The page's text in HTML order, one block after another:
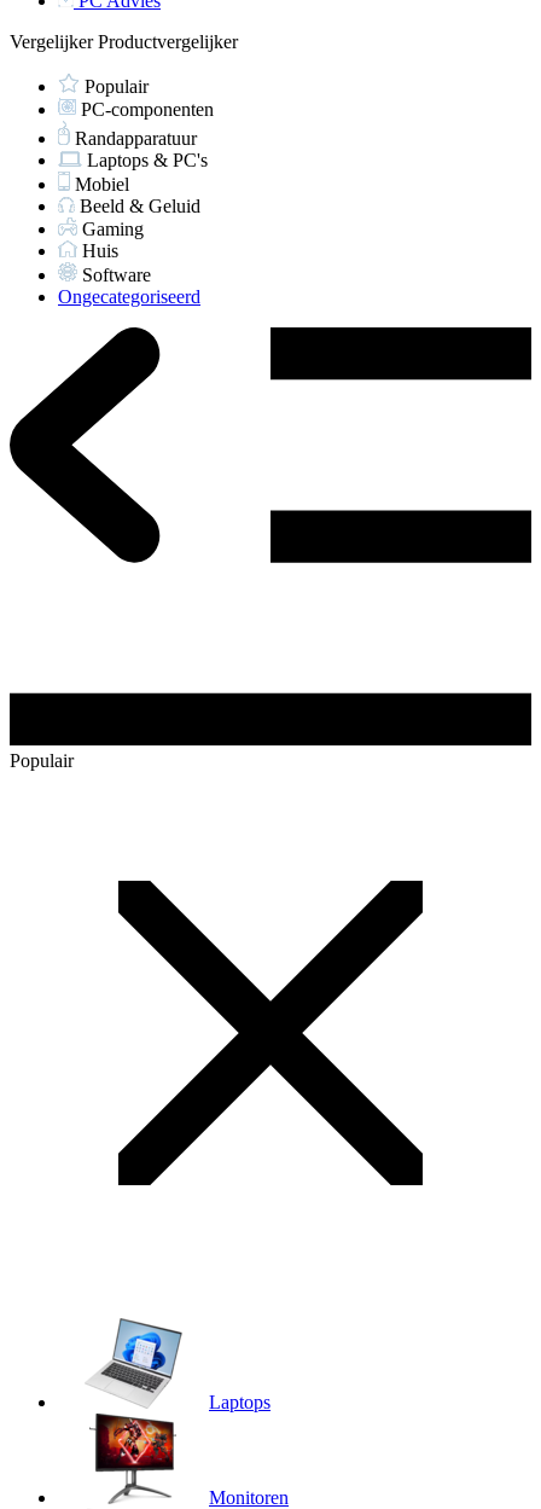
VergelijkerProductvergelijker
Populair
PC-componenten
Randapparatuur
Laptops & PC's
Mobiel
Beeld & Geluid
Gaming
Huis
Software
Ongecategoriseerd
Populair
Laptops
Monitoren